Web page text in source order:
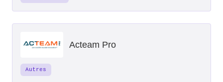
Acteam Pro
Autres